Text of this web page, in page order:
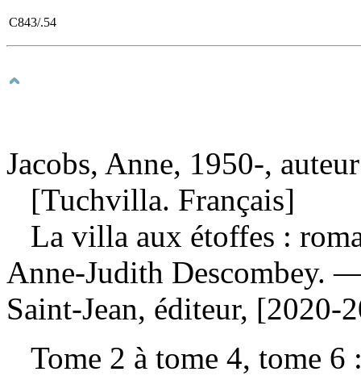
C843/.54
Jacobs, Anne, 1950-, auteur
[Tuchvilla. Français]
La villa aux étoffes :
Anne-Judith Descombey.
Saint-Jean, éditeur,
Tome 2 à tome 4, tome 6